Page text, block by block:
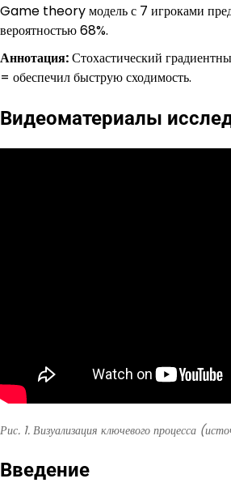
Game theory модель с 7 игроками
вероятностью 68%.
Аннотация:Стохастический
= обеспечил быструю сходимость.
Видеоматериалы
Рис. 1. Визуализация ключевого процесса
Введение